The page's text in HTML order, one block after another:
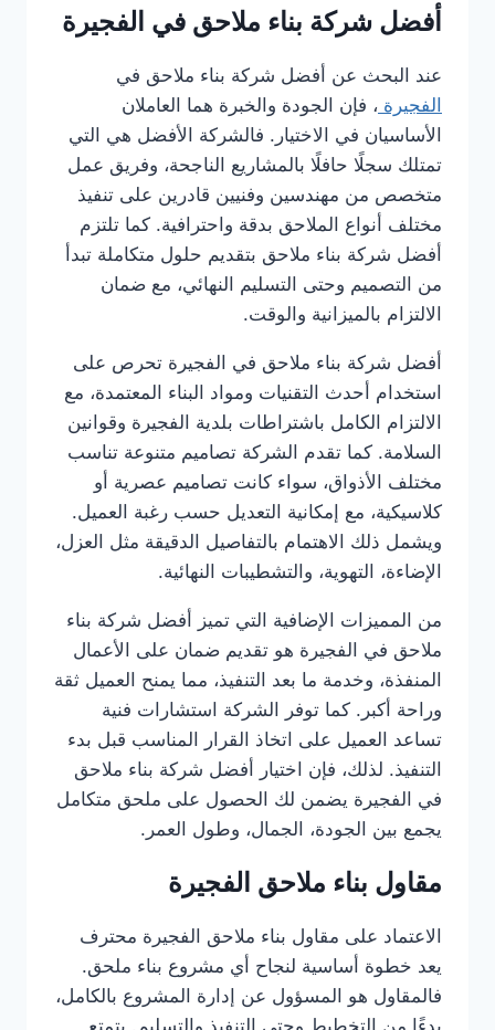
أفضل شركة بناء ملاحق في الفجيرة
عند البحث عن أفضل شركة بناء ملاحق في
الفجيرة ، فإن الجودة والخبرة هما العاملان
الأساسيان في الاختيار. فالشركة الأفضل هي التي
تمتلك سجلًا حافلًا بالمشاريع الناجحة، وفريق عمل
متخصص من مهندسين وفنيين قادرين على تنفيذ
مختلف أنواع الملاحق بدقة واحترافية. كما تلتزم
أفضل شركة بناء ملاحق بتقديم حلول متكاملة تبدأ
من التصميم وحتى التسليم النهائي، مع ضمان
الالتزام بالميزانية والوقت.
أفضل شركة بناء ملاحق في الفجيرة تحرص على
استخدام أحدث التقنيات ومواد البناء المعتمدة، مع
الالتزام الكامل باشتراطات بلدية الفجيرة وقوانين
السلامة. كما تقدم الشركة تصاميم متنوعة تناسب
مختلف الأذواق، سواء كانت تصاميم عصرية أو
كلاسيكية، مع إمكانية التعديل حسب رغبة العميل.
ويشمل ذلك الاهتمام بالتفاصيل الدقيقة مثل العزل،
الإضاءة، التهوية، والتشطيبات النهائية.
من المميزات الإضافية التي تميز أفضل شركة بناء
ملاحق في الفجيرة هو تقديم ضمان على الأعمال
المنفذة، وخدمة ما بعد التنفيذ، مما يمنح العميل ثقة
وراحة أكبر. كما توفر الشركة استشارات فنية
تساعد العميل على اتخاذ القرار المناسب قبل بدء
التنفيذ. لذلك، فإن اختيار أفضل شركة بناء ملاحق
في الفجيرة يضمن لك الحصول على ملحق متكامل
يجمع بين الجودة، الجمال، وطول العمر.
مقاول بناء ملاحق الفجيرة
الاعتماد على مقاول بناء ملاحق الفجيرة محترف
يعد خطوة أساسية لنجاح أي مشروع بناء ملحق.
فالمقاول هو المسؤول عن إدارة المشروع بالكامل،